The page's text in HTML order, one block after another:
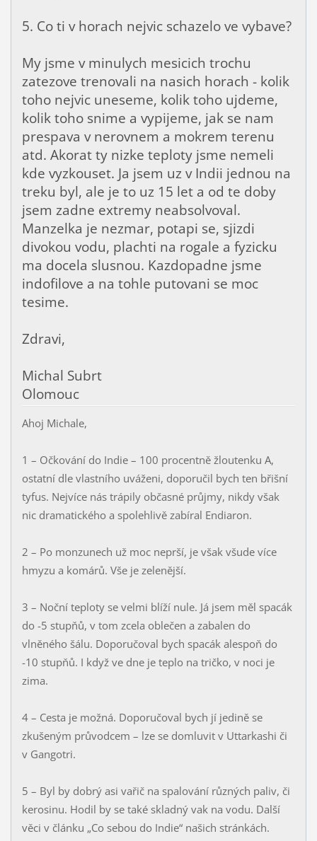
5. Co ti v horach nejvic schazelo ve vybave?
My jsme v minulych mesicich trochu
zatezove trenovali na nasich horach - kolik
toho nejvic uneseme, kolik toho ujdeme,
kolik toho snime a vypijeme, jak se nam
prespava v nerovnem a mokrem terenu
atd. Akorat ty nizke teploty jsme nemeli
kde vyzkouset. Ja jsem uz v Indii jednou na
treku byl, ale je to uz 15 let a od te doby
jsem zadne extremy neabsolvoval.
Manzelka je nezmar, potapi se, sjizdi
divokou vodu, plachti na rogale a fyzicku
ma docela slusnou. Kazdopadne jsme
indofilove a na tohle putovani se moc
tesime.
Zdravi,
Michal Subrt
Olomouc
Ahoj Michale,
1 – Očkování do Indie – 100 procentně žloutenku A,
ostatní dle vlastního uváženi, doporučil bych ten břišní
tyfus. Nejvíce nás trápily občasné průjmy, nikdy však
nic dramatického a spolehlivě zabíral Endiaron.
2 – Po monzunech už moc neprší, je však všude více
hmyzu a komárů. Vše je zelenější.
3 – Noční teploty se velmi blíží nule. Já jsem měl spacák
do -5 stupňů, v tom zcela oblečen a zabalen do
vlněného šálu. Doporučoval bych spacák alespoň do
-10 stupňů. I když ve dne je teplo na tričko, v noci je
zima.
4 – Cesta je možná. Doporučoval bych jí jedině se
zkušeným průvodcem – lze se domluvit v Uttarkashi či
v Gangotri.
5 – Byl by dobrý asi vařič na spalování různých paliv, či
kerosinu. Hodil by se také skladný vak na vodu. Další
věci v článku „Co sebou do Indie“ našich stránkách.